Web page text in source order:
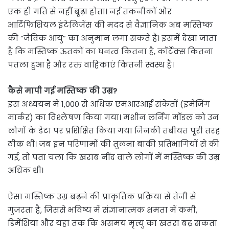
एक ही गति से नहीं बूढ़ा होता। नई तकनीकों और
आर्टिफिशियल इंटेलिजेंस की मदद से वैज्ञानिक अब मस्तिष्क
की “जैविक आयु” का अनुमान लगा सकते हैं। इसमें देखा जाता
है कि मस्तिष्क ऊतकों का घनत्व कितना है, कॉर्टेक्स कितना
पतला हुआ है और रक्त वाहिकाएं कितनी स्वस्थ हैं।
कैसे मापी गई मस्तिष्क की उम्र?
इस अध्ययन में 1,000 से अधिक एमआरआई संकेतों (इमेजिंग
मार्कर) का विश्लेषण किया गया। मशीन लर्निंग मॉडल को उन
लोगों के डेटा पर प्रशिक्षित किया गया जिनकी तबीयत पूरी तरह
ठीक थी। जब इन परिणामों की तुलना बाकी प्रतिभागियों से की
गई, तो पता चला कि खराब नींद वाले लोगों में मस्तिष्क की उम्र
अधिक थी।
ऐसा मस्तिष्क उम्र बढ़ने की प्राकृतिक प्रक्रिया से तेजी से
गुजरता है, जिससे भविष्य में संज्ञानात्मक क्षमता में कमी,
डिमेंशिया और यहां तक कि असमय मृत्यु का खतरा बढ़ सकता